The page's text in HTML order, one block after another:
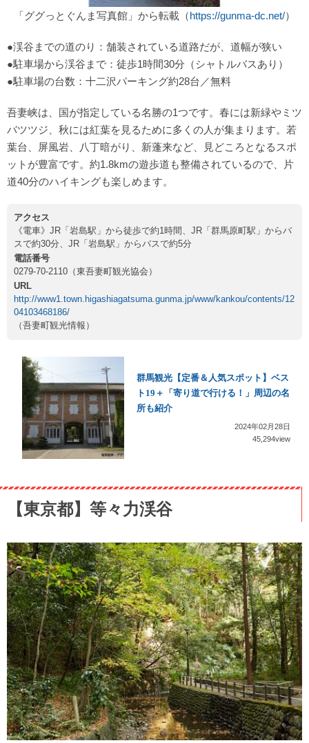
「ググっとぐんま写真館」から転載（https://gunma-dc.net/）
●渓谷までの道のり：舗装されている道路だが、道幅が狭い
●駐車場から渓谷まで：徒歩1時間30分（シャトルバスあり）
●駐車場の台数：十二沢パーキング約28台／無料
吾妻峡は、国が指定している名勝の1つです。春には新緑やミツ
バツツジ、秋には紅葉を見るために多くの人が集まります。若
葉台、屏風岩、八丁暗がり、新蓬来など、見どころとなるスポ
ットが豊富です。約1.8kmの遊歩道も整備されているので、片
道40分のハイキングも楽しめます。
アクセス
《電車》JR「岩島駅」から徒歩で約1時間、JR「群馬原町駅」からバ
スで約30分、JR「岩島駅」からバスで約5分
電話番号
0279-70-2110（東吾妻町観光協会）
URL
http://www1.town.higashiagatsuma.gunma.jp/www/kankou/contents/12
04103468186/
（吾妻町観光情報）
群馬観光【定番＆人気スポット】ベス
ト19＋「寄り道で行ける！」周辺の名
所も紹介
2024年02月28日
45,294view
【東京都】等々力渓谷